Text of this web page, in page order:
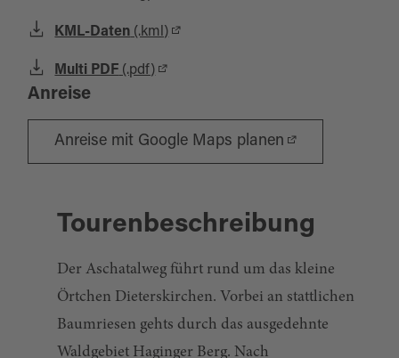
KML-Daten (.kml)
Multi PDF (.pdf)
Anreise
Anreise mit Google Maps planen
Tourenbeschreibung
Der Aschatalweg führt rund um das kleine
Örtchen Dieterskirchen. Vorbei an stattlichen
Baumriesen gehts durch das ausgedehnte
Waldgebiet Haginger Berg. Nach